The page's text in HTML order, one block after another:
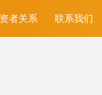
者关系 联系我们